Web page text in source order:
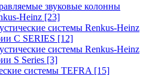
звуковые колонны
Heinz [23]
системы Renkus-Heinz
C SERIES [12]
системы Renkus-Heinz
S Series [3]
системы TEFRA [15]